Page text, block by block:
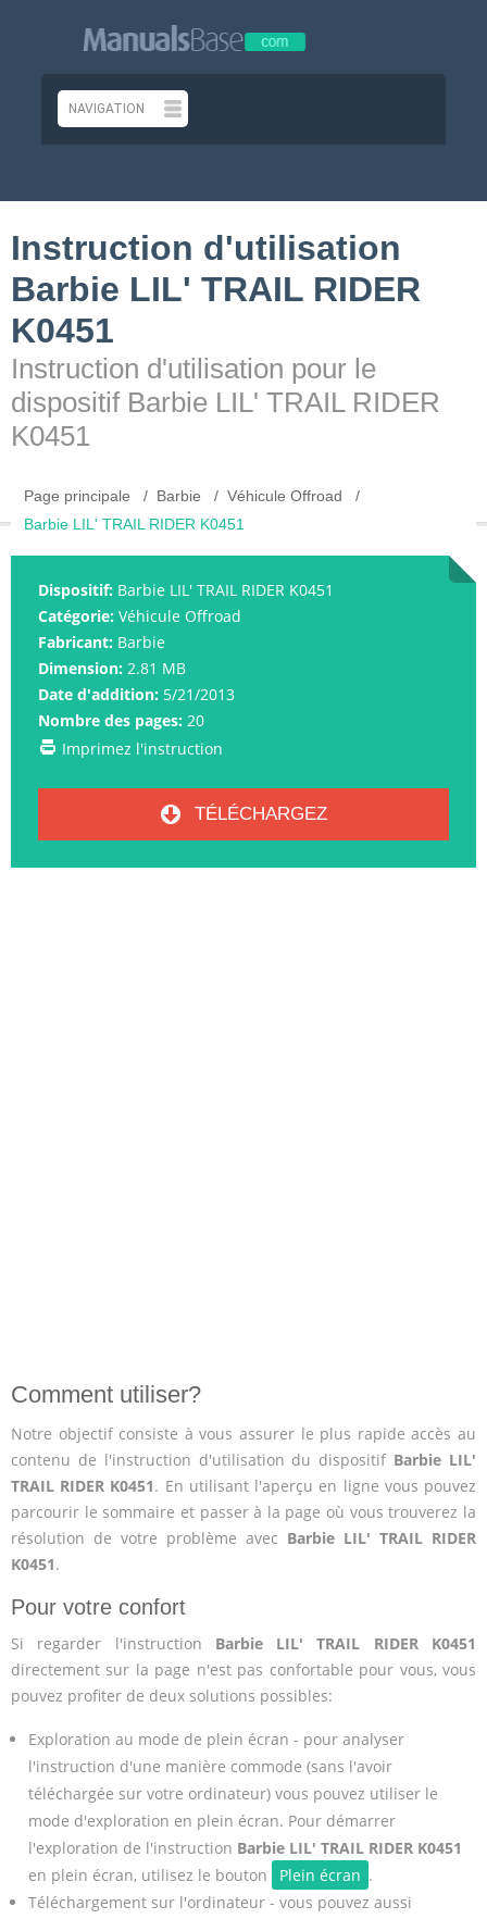
Instruction d'utilisation
Barbie LIL' TRAIL RIDER
K0451
Instruction d'utilisation pour le
dispositif Barbie LIL' TRAIL RIDER
K0451
Page principale Barbie
Véhicule Offroad
Barbie LIL' TRAIL RIDER K0451
Dispositif: Barbie LIL' TRAIL RIDER K0451
Catégorie: Véhicule Offroad
Fabricant: Barbie
Dimension: 2.81 MB
Date d'addition: 5/21/2013
Nombre des pages: 20
Imprimez l'instruction
TÉLÉCHARGEZ
Comment utiliser?
Notre objectif consiste à vous assurer le plus rapide accès au
contenu de l'instruction d'utilisation du dispositif Barbie LIL'
TRAIL RIDER K0451. En utilisant l'aperçu en ligne vous pouvez
parcourir le sommaire et passer à la page où vous trouverez la
résolution de votre problème avec Barbie LIL' TRAIL RIDER
K0451.
Pour votre confort
Si regarder l'instruction Barbie LIL' TRAIL RIDER K0451
directement sur la page n'est pas confortable pour vous, vous
pouvez profiter de deux solutions possibles:
Exploration au mode de plein écran - pour analyser
l'instruction d'une manière commode (sans l'avoir
téléchargée sur votre ordinateur) vous pouvez utiliser le
mode d'exploration en plein écran. Pour démarrer
l'exploration de l'instruction Barbie LIL' TRAIL RIDER K0451
en plein écran, utilisez le bouton
Plein écran .
Téléchargement sur l'ordinateur - vous pouvez aussi